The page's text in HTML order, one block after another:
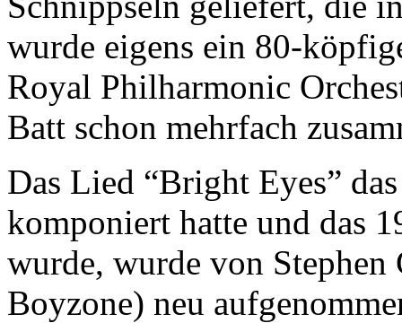
wurde eigens ein 80-
Royal Philharmonic
Batt schon mehrfach
Das Lied “Bright Eyes”
komponiert hatte und das
wurde, wurde von Stephen
Boyzone) neu